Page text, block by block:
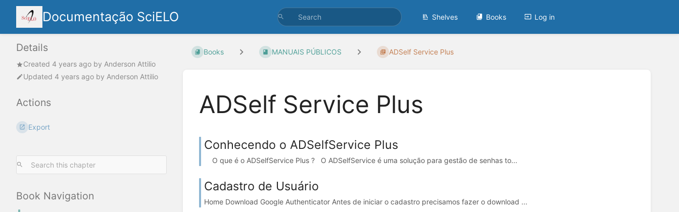
Documentação SciELO Shelves Books Log in
Details
Created 4 years ago by Anderson Attilio
Updated 4 years ago by Anderson Attilio
Actions
Export
Book Navigation
Books MANUAIS PÚBLICOS ADSelf Service Plus
ADSelf Service Plus
Conhecendo o ADSelfService Plus
O que é o ADSelfService Plus ? O ADSelfService é uma solução para gestão de senhas to...
Cadastro de Usuário
Home Download Google Authenticator Antes de iniciar o cadastro precisamos fazer o download ...